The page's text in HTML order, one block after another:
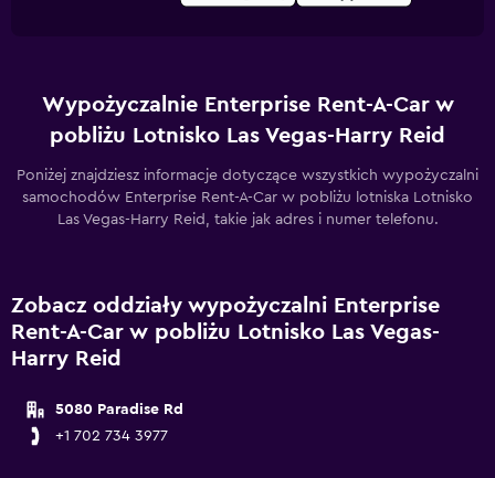
Wypożyczalnie Enterprise Rent-A-Car w
pobliżu Lotnisko Las Vegas-Harry Reid
Poniżej znajdziesz informacje dotyczące wszystkich wypożyczalni
samochodów Enterprise Rent-A-Car w pobliżu lotniska Lotnisko
Las Vegas-Harry Reid, takie jak adres i numer telefonu.
Zobacz oddziały wypożyczalni Enterprise
Rent-A-Car w pobliżu Lotnisko Las Vegas-
Harry Reid
5080 Paradise Rd
+1 702 734 3977